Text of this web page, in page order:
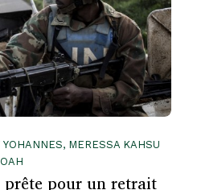
MERESSA KAHSU
prête pour un retrait